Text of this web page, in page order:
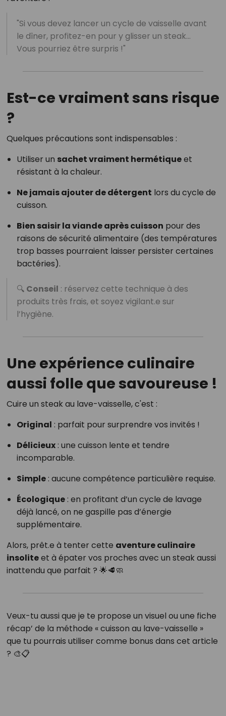
"Si vous devez lancer un cycle de vaisselle avant
le dîner, profitez-en pour y glisser un steak…
Vous pourriez être surpris !"
Est-ce vraiment sans risque
?
Quelques précautions sont indispensables :
Utiliser un sachet vraiment hermétiqueet
résistant à la chaleur.
Ne jamais ajouter de détergent lors du cycle de
cuisson.
Bien saisir la viande après cuisson pour des
raisons de sécurité alimentaire (des températures
trop basses pourraient laisser persister certaines
bactéries).
🔍 Conseil : réservez cette technique à des
produits très frais, et soyez vigilant.e sur
l’hygiène.
Une expérience culinaire
aussi folle que savoureuse !
Cuire un steak au lave-vaisselle, c'est :
Original : parfait pour surprendre vos invités !
Délicieux: une cuisson lente et tendre
incomparable.
Simple: aucune compétence particulière requise.
Écologique: en profitant d’un cycle de lavage
déjà lancé, on ne gaspille pas d’énergie
supplémentaire.
Alors, prêt.e à tenter cette aventure culinaire
insoliteet à épater vos proches avec un steak aussi
inattendu que parfait ? 🌟🥩🧼
Veux-tu aussi que je te propose un visuel ou une fiche
récap’ de la méthode « cuisson au lave-vaisselle »
que tu pourrais utiliser comme bonus dans cet article
? 🎨📋